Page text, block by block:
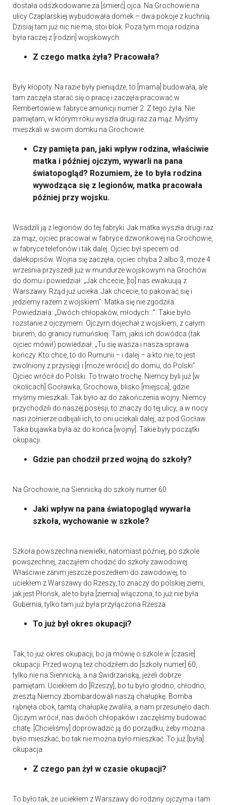
dostała odszkodowanie za [śmierć] ojca. Na Grochowie na
ulicy Czaplarskiej wybudowała domek – dwa pokoje z kuchnią.
Dzisiaj tam już nic nie ma, stoi blok. Poza tym moja rodzina
była raczej z [rodzin] wojskowych.
Z czego matka żyła? Pracowała?
Były kłopoty. Na razie były pieniądze, to [mama] budowała, ale
tam zaczęła starać się o pracę i zaczęła pracować w
Rembertowie w fabryce amunicji numer 2. Z tego żyła. Nie
pamiętam, w którym roku wyszła drugi raz za mąż. Myśmy
mieszkali w swoim domku na Grochowie.
Czy pamięta pan, jaki wpływ rodzina, właściwie
matka i później ojczym, wywarli na pana
światopogląd? Rozumiem, że to była rodzina
wywodząca się z legionów, matka pracowała
później przy wojsku.
Wsadzili ją z legionów do tej fabryki. Jak matka wyszła drugi raz
za mąż, ojciec pracował w fabryce dzwonkowej na Grochowie,
w fabryce telefonów i tak dalej. Ojciec był specem od
dalekopisów. Wojna się zaczęła, ojciec chyba 2 albo 3, może 4
września przyszedł już w mundurze wojskowym na Grochów
do domu i powiedział: „Jak chcecie, [to] nas ewakuują z
Warszawy. Rząd już ucieka. Jak chcecie, to pakować się i
jedziemy razem z wojskiem”. Matka się nie zgodziła.
Powiedziała: „Dwóch chłopaków, młodych...”. Takie było
rozstanie z ojczymem. Ojczym dojechał z wojskiem, z całym
biurem, do granicy rumuńskiej. Tam, jakiś ich dowódca (tak
ojciec mówił) powiedział: „Tu się wasza i nasza sprawa
kończy. Kto chce, to do Rumunii – i dalej – a kto nie, to jest
zwolniony z przysięgi i [może wrócić] do domu, do Polski”.
Ojciec wrócił do Polski. To trwało trochę. Niemcy byli już [w
okolicach] Gocławka, Grochowa, blisko [miejsca], gdzie
myśmy mieszkali. Tak było aż do zakończenia wojny. Niemcy
przychodzili do naszej posesji, to znaczy do tej ulicy, a w nocy
nasi żołnierze odbijali ich, to oni uciekali dalej, aż pod Gocław.
Taka bujawka była aż do końca [wojny]. Takie były początki
okupacji.
Gdzie pan chodził przed wojną do szkoły?
Na Grochowie, na Siennicką do szkoły numer 60.
Jaki wpływ na pana światopogląd wywarła
szkoła, wychowanie w szkole?
Szkoła powszechna niewielki, natomiast później, po szkole
powszechnej, zacząłem chodzić do szkoły zawodowej.
Właściwie zanim jeszcze poszedłem do zawodowej, to
uciekłem z Warszawy do Rzeszy, to znaczy do polskiej ziemi,
jak jest Płońsk, ale to była [ziemia] włączona, to już nie była
Gubernia, tylko tam już była przyłączona Rzesza.
To już był okres okupacji?
Tak, to już okres okupacji, bo ja mówię o szkole w [czasie]
okupacji. Przed wojną też chodziłem do [szkoły numer] 60,
tylko nie na Siennicką, a na Świdrzańską, jeżeli dobrze
pamiętam. Uciekłem do [Rzeszy], bo tu było głodno, chłodno,
zresztą Niemcy zbombardowali naszą chałupkę. Bomba
rąbnęła obok, tamtą chałupkę zwaliła, a nam przesunęło dach.
Ojczym wrócił, nas dwóch chłopaków i zaczęliśmy budować
chatę. [Chcieliśmy] doprowadzić ją do porządku, żeby można
było mieszkać, bo tak nie można było mieszkać. To już [była]
okupacja.
Z czego pan żył w czasie okupacji?
To było tak, że uciekłem z Warszawy do rodziny ojczyma i tam